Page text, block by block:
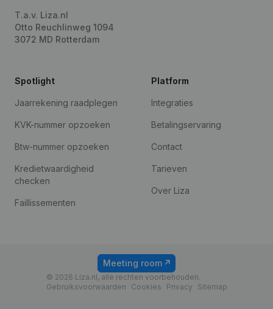
T.a.v. Liza.nl
Otto Reuchlinweg 1094
3072 MD Rotterdam
Spotlight
Jaarrekening raadplegen
KVK-nummer opzoeken
Btw-nummer opzoeken
Kredietwaardigheid
checken
Faillissementen
Platform
Integraties
Betalingservaring
Contact
Tarieven
Over Liza
© 2026 Liza.nl, alle rechten voorbehouden.
Gebruiksvoorwaarden
Cookies Privacy Sitemap
Meeting room